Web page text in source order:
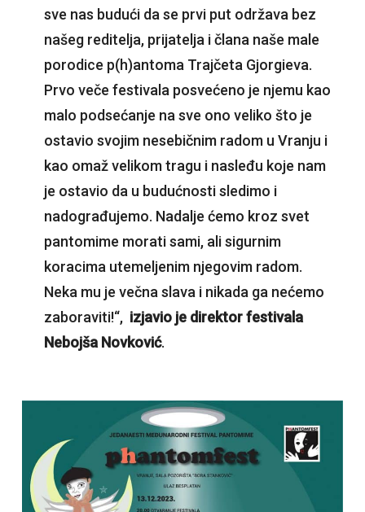
sve nas budući da se prvi put održava bez
našeg reditelja, prijatelja i člana naše male
porodice p(h)antoma Trajčeta Gjorgieva.
Prvo veče festivala posvećeno je njemu kao
malo podsećanje na sve ono veliko što je
ostavio svojim nesebičnim radom u Vranju i
kao omaž velikom tragu i nasleđu koje nam
je ostavio da u budućnosti sledimo i
nadograđujemo. Nadalje ćemo kroz svet
pantomime morati sami, ali sigurnim
koracima utemeljenim njegovim radom.
Neka mu je večna slava i nikada ga nećemo
zaboraviti!“, izjavio je direktor festivala
Nebojša Novković.